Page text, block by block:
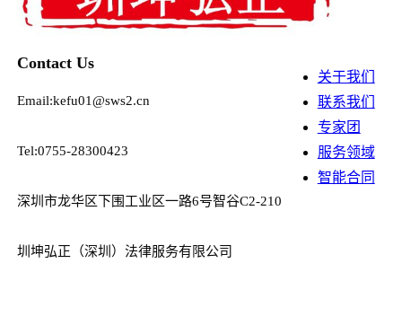
Contact Us
Email:kefu01@sws2.cn
Tel:0755-28300423
深圳市龙华区下围工业区一路6号智谷C2-210
圳坤弘正（深圳）法律服务有限公司
关于我们
联系我们
专家团
服务领域
智能合同